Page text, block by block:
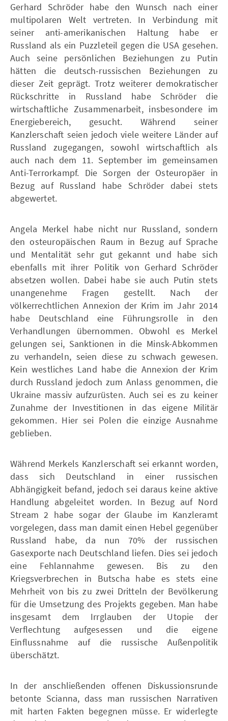
Gerhard Schröder habe den Wunsch nach einer
multipolaren Welt vertreten. In Verbindung mit
seiner anti-amerikanischen Haltung habe er
Russland als ein Puzzleteil gegen die USA gesehen.
Auch seine persönlichen Beziehungen zu Putin
hätten die deutsch-russischen Beziehungen zu
dieser Zeit geprägt. Trotz weiterer demokratischer
Rückschritte in Russland habe Schröder die
wirtschaftliche Zusammenarbeit, insbesondere im
Energiebereich, gesucht. Während seiner
Kanzlerschaft seien jedoch viele weitere Länder auf
Russland zugegangen, sowohl wirtschaftlich als
auch nach dem 11. September im gemeinsamen
Anti-Terrorkampf. Die Sorgen der Osteuropäer in
Bezug auf Russland habe Schröder dabei stets
abgewertet.
Angela Merkel habe nicht nur Russland, sondern
den osteuropäischen Raum in Bezug auf Sprache
und Mentalität sehr gut gekannt und habe sich
ebenfalls mit ihrer Politik von Gerhard Schröder
absetzen wollen. Dabei habe sie auch Putin stets
unangenehme Fragen gestellt. Nach der
völkerrechtlichen Annexion der Krim im Jahr 2014
habe Deutschland eine Führungsrolle in den
Verhandlungen übernommen. Obwohl es Merkel
gelungen sei, Sanktionen in die Minsk-Abkommen
zu verhandeln, seien diese zu schwach gewesen.
Kein westliches Land habe die Annexion der Krim
durch Russland jedoch zum Anlass genommen, die
Ukraine massiv aufzurüsten. Auch sei es zu keiner
Zunahme der Investitionen in das eigene Militär
gekommen. Hier sei Polen die einzige Ausnahme
geblieben.
Während Merkels Kanzlerschaft sei erkannt worden,
dass sich Deutschland in einer russischen
Abhängigkeit befand, jedoch sei daraus keine aktive
Handlung abgeleitet worden. In Bezug auf Nord
Stream 2 habe sogar der Glaube im Kanzleramt
vorgelegen, dass man damit einen Hebel gegenüber
Russland habe, da nun 70% der russischen
Gasexporte nach Deutschland liefen. Dies sei jedoch
eine Fehlannahme gewesen. Bis zu den
Kriegsverbrechen in Butscha habe es stets eine
Mehrheit von bis zu zwei Dritteln der Bevölkerung
für die Umsetzung des Projekts gegeben. Man habe
insgesamt dem Irrglauben der Utopie der
Verflechtung aufgesessen und die eigene
Einflussnahme auf die russische Außenpolitik
überschätzt.
In der anschließenden offenen Diskussionsrunde
betonte Scianna, dass man russischen Narrativen
mit harten Fakten begegnen müsse. Er widerlegte